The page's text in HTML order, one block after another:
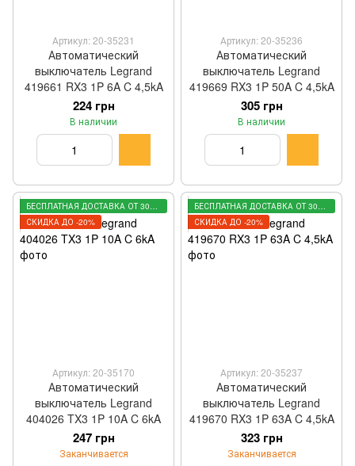
Артикул: 20-35231
Автоматический
выключатель Legrand
419661 RX3 1P 6A C 4,5kA
224 грн
В наличии
Артикул: 20-35236
Автоматический
выключатель Legrand
419669 RX3 1P 50A C 4,5kA
305 грн
В наличии
БЕСПЛАТНАЯ ДОСТАВКА ОТ 3000 ГРН
СКИДКА ДО -20%
Артикул: 20-35170
Автоматический
выключатель Legrand
404026 TX3 1P 10A C 6kA
247 грн
Заканчивается
БЕСПЛАТНАЯ ДОСТАВКА ОТ 3000 ГРН
СКИДКА ДО -20%
Артикул: 20-35237
Автоматический
выключатель Legrand
419670 RX3 1P 63A C 4,5kA
323 грн
Заканчивается